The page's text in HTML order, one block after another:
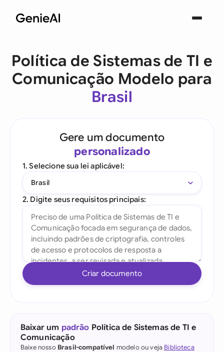
Política de Sistemas de TI e
Comunicação Modelo para
Brasil
Gere um documento
personalizado
1. Selecione sua lei aplicável:
Brasil
2. Digite seus requisitos principais:
Criar documento
Baixar um padrão Política de Sistemas de TI e
Comunicação
Baixe nosso Brasil-compatível modelo ou veja Biblioteca